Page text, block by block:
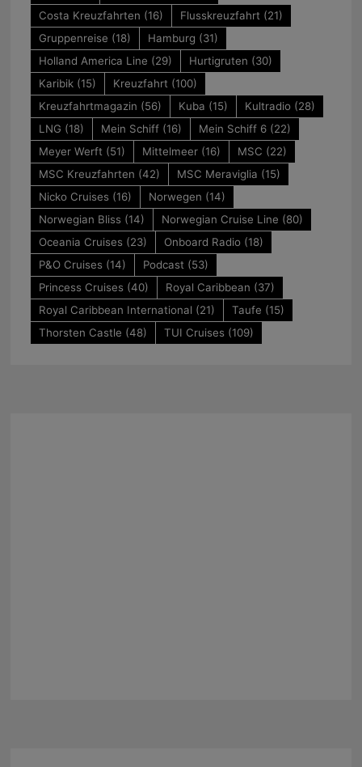
Costa Kreuzfahrten (16) Flusskreuzfahrt (21)
Gruppenreise (18) Hamburg (31)
Holland America Line (29) Hurtigruten (30)
Karibik(15) Kreuzfahrt (100)
Kreuzfahrtmagazin (56) Kuba (15) Kultradio(28)
LNG (18) Mein Schiff(16) Mein Schiff 6(22)
Meyer Werft (51) Mittelmeer(16) MSC (22)
MSC Kreuzfahrten (42) MSC Meraviglia (15)
Nicko Cruises (16) Norwegen (14)
Norwegian Bliss (14) Norwegian Cruise Line (80)
Oceania Cruises (23) Onboard Radio(18)
P&O Cruises (14) Podcast (53)
Princess Cruises (40) Royal Caribbean (37)
Royal Caribbean International (21) Taufe (15)
Thorsten Castle (48) TUI Cruises (109)